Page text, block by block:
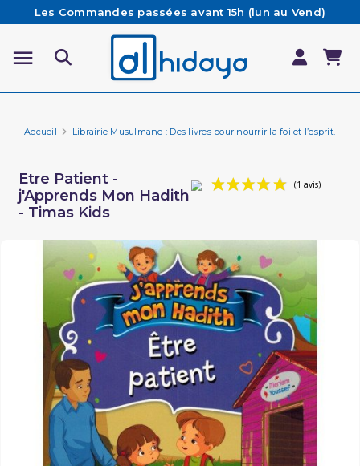
Les Commandes passées avant 15h (lun au Vend)
sont préparées et expédiées le jour même
Besoin d'aide ? Retrouvez notre FAQ
Livraison offerte à partir de 65€ d'achat*
Accueil Librairie Musulmane : Des livres pour nourrir la foi et l’esprit.
Etre Patient -
j'Apprends Mon Hadith
- Timas Kids